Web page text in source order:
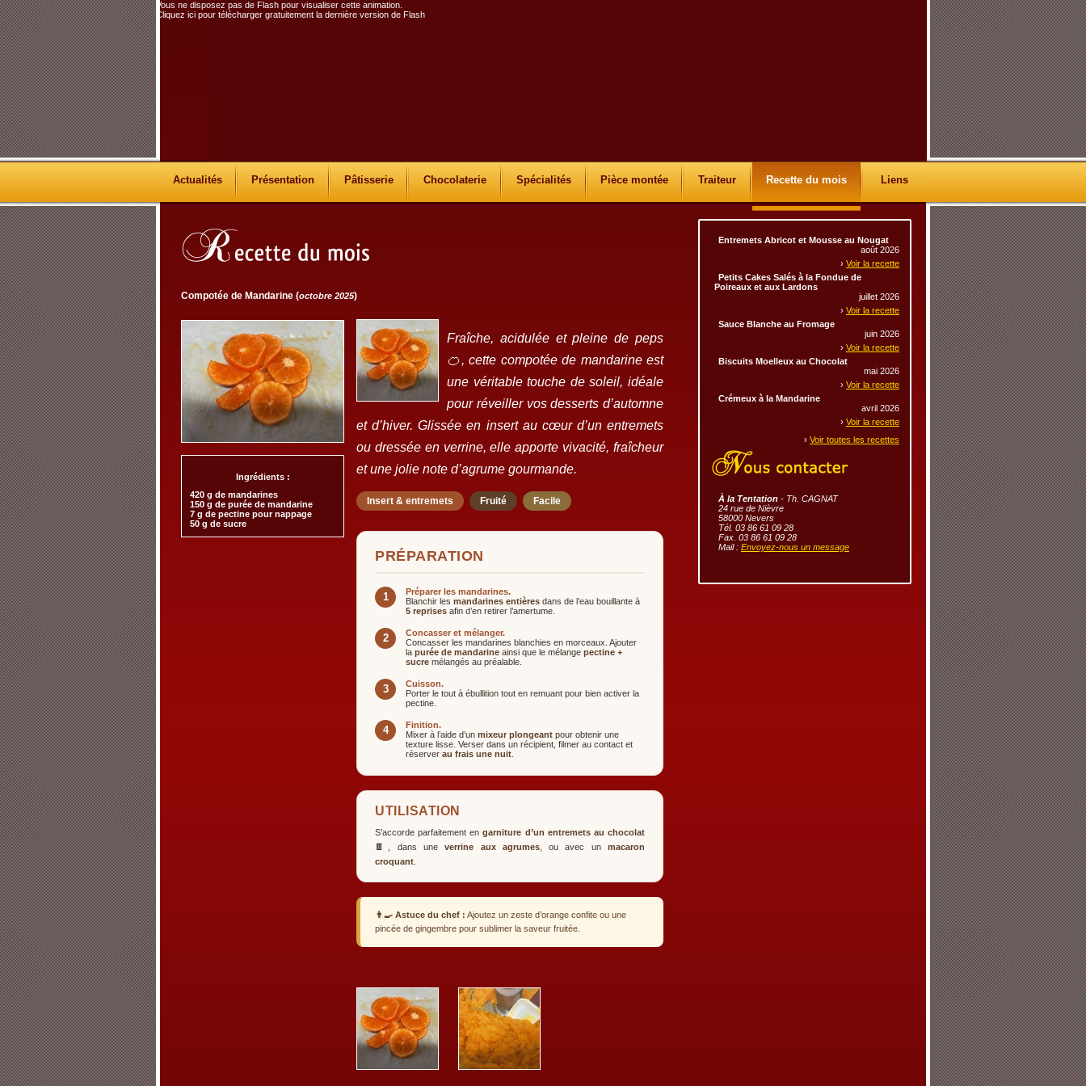
Compotée de Mandarine (octobre 2025)
Ingrédients :
420 g de mandarines
150 g de purée de mandarine
7 g de pectine pour nappage
50 g de sucre
Fraîche, acidulée et pleine de peps
🍊, cette compotée de mandarine est
une véritable touche de soleil, idéale
pour réveiller vos desserts d’automne
et d’hiver. Glissée en insert au cœur d’un entremets
ou dressée en verrine, elle apporte vivacité, fraîcheur
et une jolie note d’agrume gourmande.
Insert & entremets Fruité Facile
PRÉPARATION
1
Préparer les mandarines.
Blanchir les mandarines entières dans de l’eau bouillante à
5 reprises afin d’en retirer l’amertume.
2
Concasser et mélanger.
Concasser les mandarines blanchies en morceaux. Ajouter
la purée de mandarine ainsi que le mélange pectine +
sucre mélangés au préalable.
3
Cuisson.
Porter le tout à ébullition tout en remuant pour bien activer la
pectine.
4
Finition.
Mixer à l’aide d’un mixeur plongeant pour obtenir une
texture lisse. Verser dans un récipient, filmer au contact et
réserver au frais une nuit
UTILISATION
S’accorde parfaitement engarniture d’un entremets au chocolat
🍫, dans uneverrine aux agrumes, ou avec unmacaron
croquant
👨‍🍳 Astuce du chef : Ajoutez un zeste d’orange confite ou une
pincée de gingembre pour sublimer la saveur fruitée.
Entremets Abricot et Mousse au Nougat
août 2026
› Voir la recette
Petits Cakes Salés à la Fondue de
Poireaux et aux Lardons
juillet 2026
› Voir la recette
Sauce Blanche au Fromage
juin 2026
› Voir la recette
Biscuits Moelleux au Chocolat
mai 2026
› Voir la recette
Crémeux à la Mandarine
avril 2026
› Voir la recette
› Voir toutes les recettes
À la Tentation - Th. CAGNAT
24 rue de Nièvre
58000 Nevers
Tél. 03 86 61 09 28
Fax. 03 86 61 09 28
Mail : Envoyez-nous un message
Vous ne disposez pas de Flash pour visualiser cette animation.
Cliquez ici pour télécharger gratuitement la dernière version de Flash
Actualités Présentation Pâtisserie Chocolaterie Spécialités Pièce montée Traiteur Recette du mois Liens